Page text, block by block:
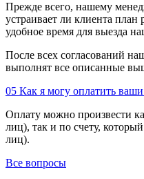
Прежде всего, нашему
устраивает ли клиента план
удобное время для выезда
После всех согласований
выполнят все описанные
05 Как я могу оплатить
Оплату можно произвести
лиц), так и по счету,
лиц).
Все вопросы